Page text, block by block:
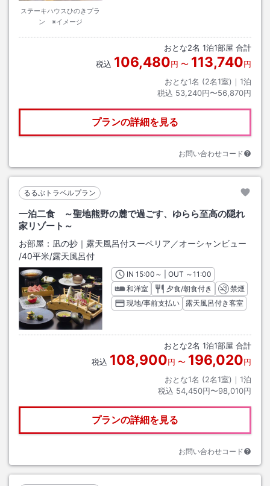
ステーキハウスひのきプラ
ン ※イメージ
おとな2名 1泊1部屋 合計
税込 106,480円 〜 113,740円
おとな1名 (2名1室)｜ 1泊
税込 53,240円〜56,870円
プランの詳細を見る
お問い合わせコード
るるぶトラベルプラン
一泊二食 ～聖地熊野の麓で過ごす、ゆらら至高の隠れ
家リゾート～
お部屋： 凪の抄｜露天風呂付スーペリア／オーシャンビュー
/40平米/露天風呂付
INチェックイン
15:00 ～ | OUT チェックアウト
～11:00
和洋室
夕食/朝食付き
禁煙
現地/事前支払い
露天風呂付き客室
おとな2名 1泊1部屋 合計
税込 108,900円 〜 196,020円
おとな1名 (2名1室)｜ 1泊
税込 54,450円〜98,010円
プランの詳細を見る
お問い合わせコード